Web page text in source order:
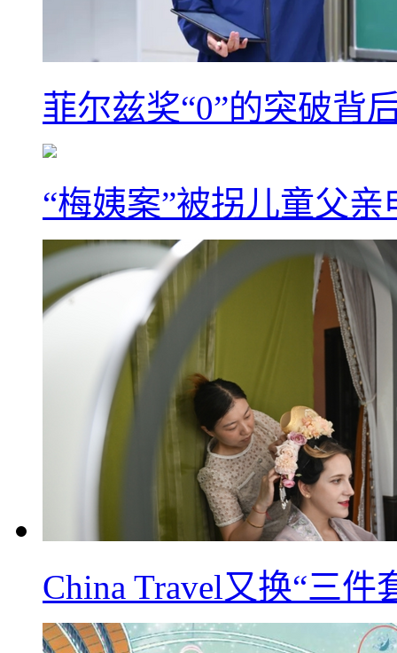
菲尔兹奖“0”的突破背
“梅姨案”被拐儿童父
China Travel又换“三